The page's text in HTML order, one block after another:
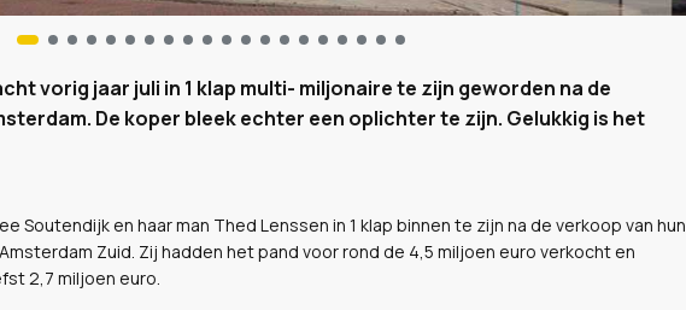
vorig jaar juli in 1 klap multi- miljonaire te zijn geworden na de
De koper bleek echter een oplichter te zijn. Gelukkig is het
Soutendijk en haar man Thed Lenssen in 1 klap binnen te zijn na de verkoop van hun
Zuid. Zij hadden het pand voor rond de 4,5 miljoen euro verkocht en
2,7 miljoen euro.